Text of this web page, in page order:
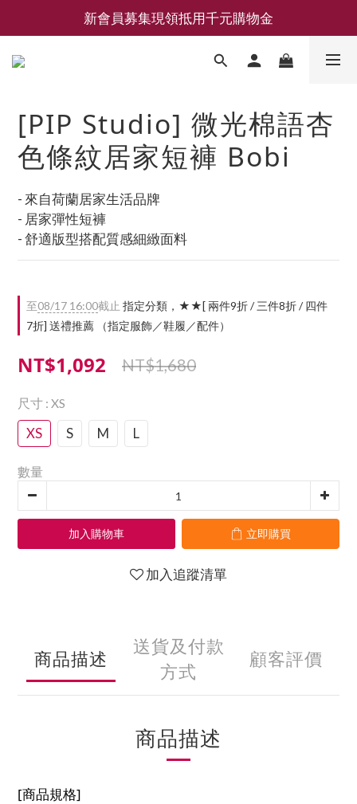
新會員募集現領抵用千元購物金
新會員募集現領抵用千元購物金
LEMAIRE 經典可頌包 NEW ARRIVAL
新會員募集現領抵用千元購物金
[PIP Studio] 微光棉語杏
色條紋居家短褲 Bobi
- 來自荷蘭居家生活品牌
- 居家彈性短褲
- 舒適版型搭配質感細緻面料
至08/17 16:00截止 指定分類，★★[ 兩件9折 / 三件8折 / 四件
7折] 送禮推薦 （指定服飾／鞋履／配件）
NT$1,092 NT$1,680
尺寸 : XS
XS S M L
數量
加入購物車 立即購買
加入追蹤清單
商品描述
送貨及付款
方式
顧客評價
商品描述
[商品規格]